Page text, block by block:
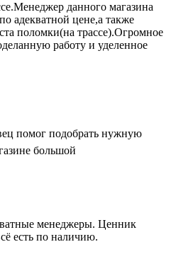
данного магазина
адекватной цене,а также
поломки(на трассе).Огромное
работу и уделенное
помог подобрать нужную
большой
менеджеры. Ценник
есть по наличию.